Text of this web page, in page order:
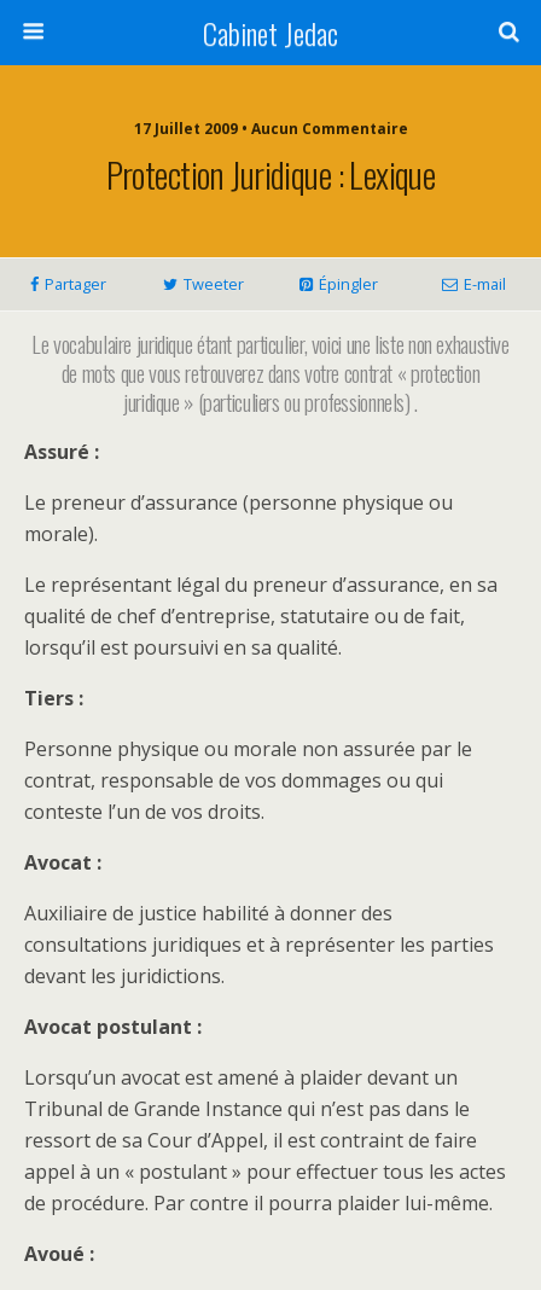
Cabinet Jedac
17 Juillet 2009 • Aucun Commentaire
Protection Juridique : Lexique
Partager Tweeter Épingler E-mail
Le vocabulaire juridique étant particulier, voici une liste non exhaustive
de mots que vous retrouverez dans votre contrat « protection
juridique » (particuliers ou professionnels) .
Assuré :
Le preneur d’assurance (personne physique ou
morale).
Le représentant légal du preneur d’assurance, en sa
qualité de chef d’entreprise, statutaire ou de fait,
lorsqu’il est poursuivi en sa qualité.
Tiers :
Personne physique ou morale non assurée par le
contrat, responsable de vos dommages ou qui
conteste l’un de vos droits.
Avocat :
Auxiliaire de justice habilité à donner des
consultations juridiques et à représenter les parties
devant les juridictions.
Avocat postulant :
Lorsqu’un avocat est amené à plaider devant un
Tribunal de Grande Instance qui n’est pas dans le
ressort de sa Cour d’Appel, il est contraint de faire
appel à un « postulant » pour effectuer tous les actes
de procédure. Par contre il pourra plaider lui-même.
Avoué :